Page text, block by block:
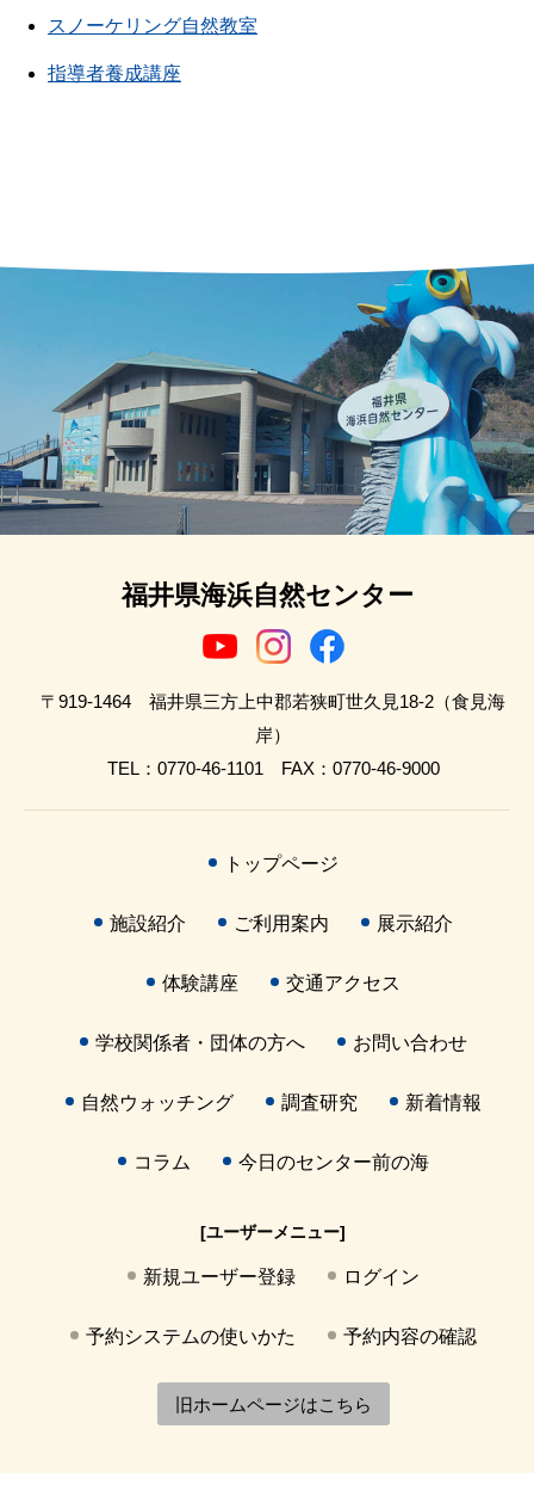
スノーケリング自然教室
指導者養成講座
福井県海浜自然センター
〒919-1464 福井県三方上中郡若狭町世久見18-2（食見海
岸）
TEL：0770-46-1101 FAX：0770-46-9000
トップページ
施設紹介 ご利用案内 展示紹介
体験講座 交通アクセス
学校関係者・団体の方へ お問い合わせ
自然ウォッチング 調査研究 新着情報
コラム 今日のセンター前の海
[ユーザーメニュー]
新規ユーザー登録 ログイン
予約システムの使いかた 予約内容の確認
旧ホームページはこちら